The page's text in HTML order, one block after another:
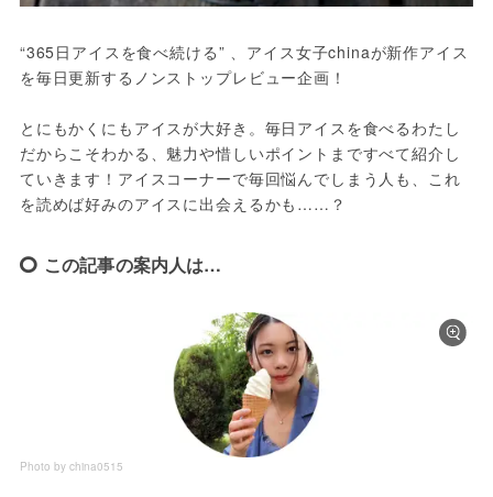
“365日アイスを食べ続ける” 、アイス女子chinaが新作アイス
を毎日更新するノンストップレビュー企画！
とにもかくにもアイスが大好き。毎日アイスを食べるわたし
だからこそわかる、魅力や惜しいポイントまですべて紹介し
ていきます！アイスコーナーで毎回悩んでしまう人も、これ
を読めば好みのアイスに出会えるかも……？
この記事の案内人は…
Photo by china0515